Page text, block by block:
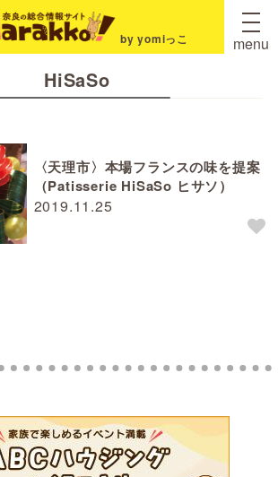
by yomiっこ menu
HiSaSo
2019.11.25
〈天理市〉本場フランスの味を提案
（Patisserie HiSaSo ヒサソ）